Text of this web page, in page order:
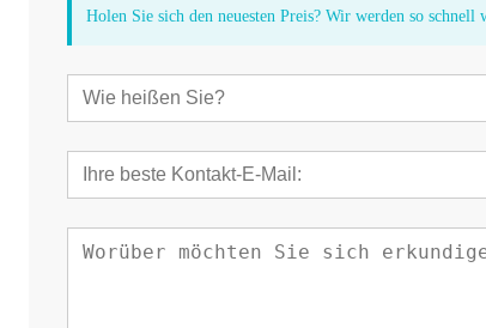
Holen Sie sich den neuesten Preis? Wir werden so